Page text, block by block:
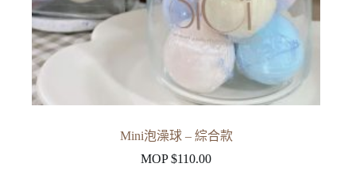
Mini泡澡球 – 綜合款
MOP $110.00